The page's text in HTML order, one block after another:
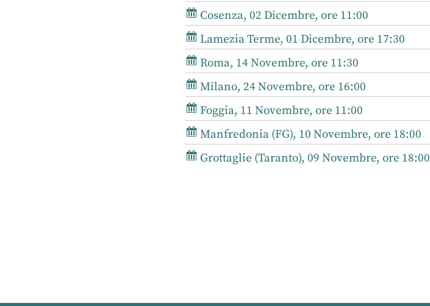
Cosenza, 02 Dicembre, ore 11:00
Lamezia Terme, 01 Dicembre, ore 17:30
Roma, 14 Novembre, ore 11:30
Milano, 24 Novembre, ore 16:00
Foggia, 11 Novembre, ore 11:00
Manfredonia (FG), 10 Novembre, ore 18:00
Grottaglie (Taranto), 09 Novembre, ore 18:00